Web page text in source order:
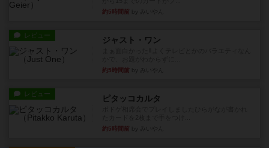
約5時間前
レビュー ジャスト・ワン
約5時間前
レビュー ピタッコカルタ
約5時間前